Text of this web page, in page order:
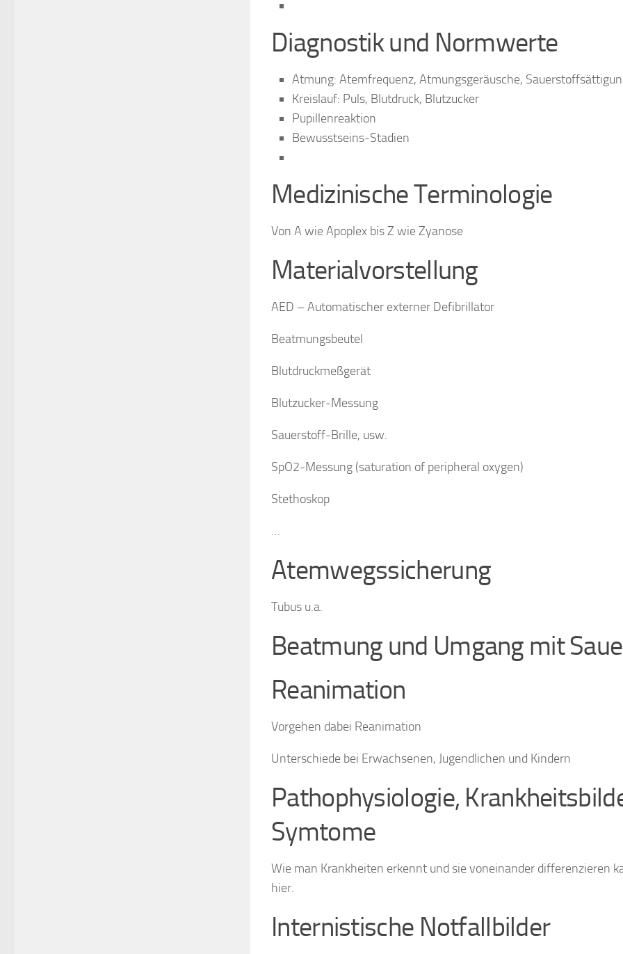
Diagnostik und Normwerte
Atmung: Atemfrequenz, Atmungsgeräusche,
Kreislauf: Puls, Blutdruck, Blutzucker
Pupillenreaktion
Bewusstseins-Stadien
Medizinische Terminologie
Von A wie Apoplex bis Z wie Zyanose
Materialvorstellung
AED – Automatischer externer Defibrillator
Beatmungsbeutel
Blutdruckmeßgerät
Blutzucker-Messung
Sauerstoff-Brille, usw.
SpO2-Messung (saturation of peripheral oxygen)
Stethoskop
…
Atemwegssicherung
Tubus u.a.
Beatmung und Umgang mit
Reanimation
Vorgehen dabei Reanimation
Unterschiede bei Erwachsenen, Jugendlichen und Kindern
Pathophysiologie,
Symtome
Wie man Krankheiten erkennt und sie voneinander differenzieren
hier.
Internistische Notfallbilder